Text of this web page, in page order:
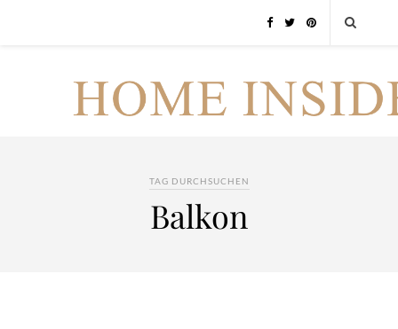
TAG DURCHSUCHEN
Balkon